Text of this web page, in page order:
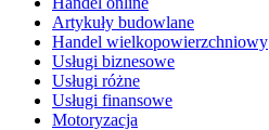
Artykuły budowlane
Handel wielkopowierzchniowy
Usługi biznesowe
Usługi różne
Usługi finansowe
Motoryzacja